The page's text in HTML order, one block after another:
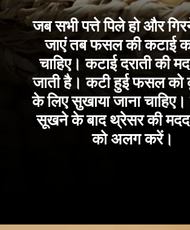
जब सभी पत्ते पिले हो और
जाएं तब फसल की कटाई
चाहिए। कटाई दराती की
जाती है। कटी हुई फसल को
के लिए सुखाया जाना
सूखने के बाद थ्रेसर की मदद
को अलग करें।